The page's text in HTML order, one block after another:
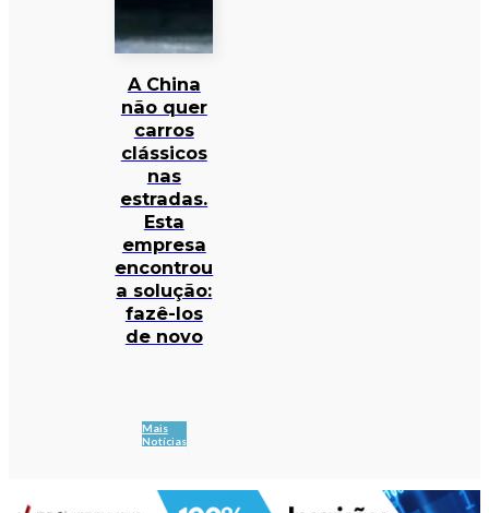
A China
não quer
carros
clássicos
nas
estradas.
Esta
empresa
encontrou
a solução:
fazê-los
de novo
Mais
Notícias